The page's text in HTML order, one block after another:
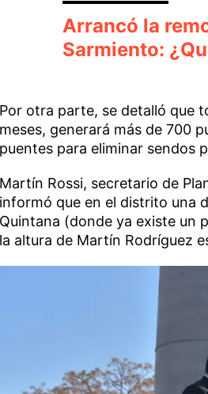
Arrancó la
Sarmiento:
Por otra parte, se detalló que
meses, generará más de 700
puentes para eliminar sendos
Martín Rossi, secretario de
informó que en el distrito una
Quintana (donde ya existe un
la altura de Martín Rodríguez